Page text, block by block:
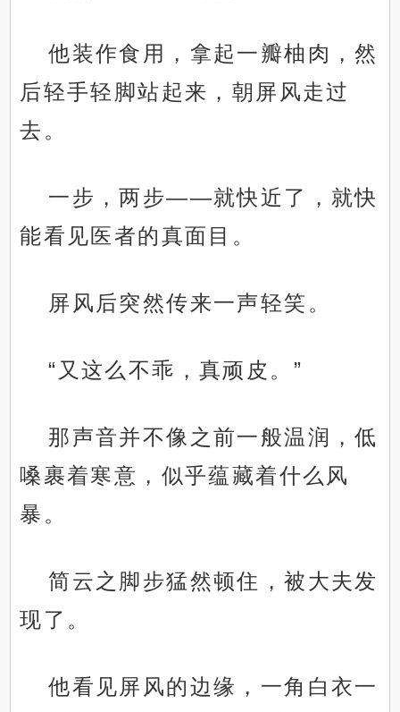
他装作食用，拿起一瓣柚肉，然
后轻手轻脚站起来，朝屏风走过
去。
一步，两步——就快近了，就快
能看见医者的真面目。
屏风后突然传来一声轻笑。
“又这么不乖，真顽皮。”
那声音并不像之前一般温润，低
嗓裹着寒意，似乎蕴藏着什么风
暴。
简云之脚步猛然顿住，被大夫发
现了。
他看见屏风的边缘，一角白衣一